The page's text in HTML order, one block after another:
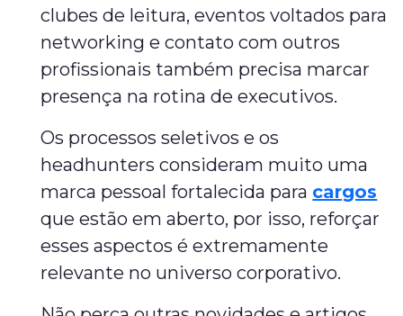
clubes de leitura, eventos voltados para
networking e contato com outros
profissionais também precisa marcar
presença na rotina de executivos.
Os processos seletivos e os
headhunters consideram muito uma
marca pessoal fortalecida para cargos
que estão em aberto, por isso, reforçar
esses aspectos é extremamente
relevante no universo corporativo.